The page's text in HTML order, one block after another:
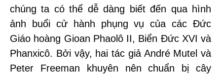
chúng ta có thể dễ dàng biết đến qua hình
ảnh buổi cử hành phụng vụ của các Đức
Giáo hoàng Gioan Phaolô II, Biển Đức XVI và
Phanxicô. Bởi vậy, hai tác giả André Mutel và
Peter Freeman khuyên nên chuẩn bị cây